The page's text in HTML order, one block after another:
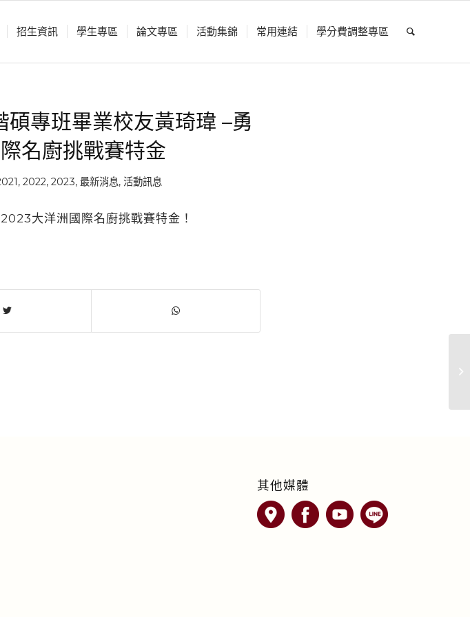
招生資訊 學⽣專區 論⽂專區 活動集錦 常用連結 學分費調整專區
碩專班畢業校友黃琦瑋 –勇
名廚挑戰賽特金
, 2022, 2023, 最新消息, 活動訊息
大洋洲國際名廚挑戰賽特金！
其他媒體